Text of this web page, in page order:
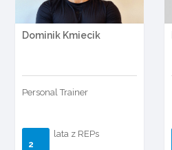
Dominik Kmiecik
Personal Trainer
2
lata z REPs